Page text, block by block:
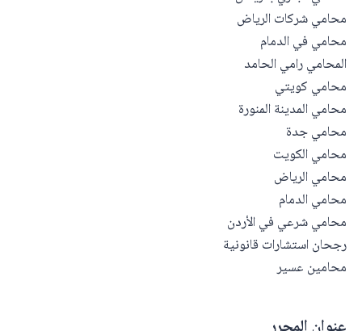
محامي شركات الرياض
محامي في الدمام
المحامي رامي الحامد
محامي كويتي
محامي المدينة المنورة
محامي جدة
محامي الكويت
محامي الرياض
محامي الدمام
محامي شرعي في الأردن
رجحان استشارات قانونية
محامين عسير